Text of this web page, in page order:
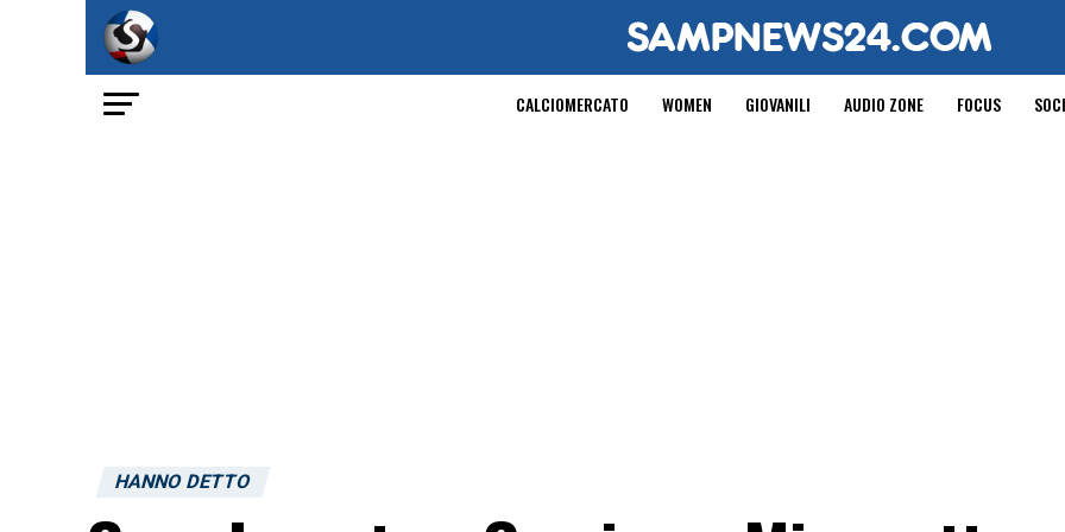
CALCIOMERCATO WOMEN GIOVANILI AUDIO ZONE FOCUS
HANNO DETTO